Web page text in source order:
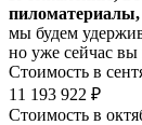
пиломатериалы,
мы будем
но уже сейчас вы
Стоимость в
11 193 922 ₽
Стоимость в